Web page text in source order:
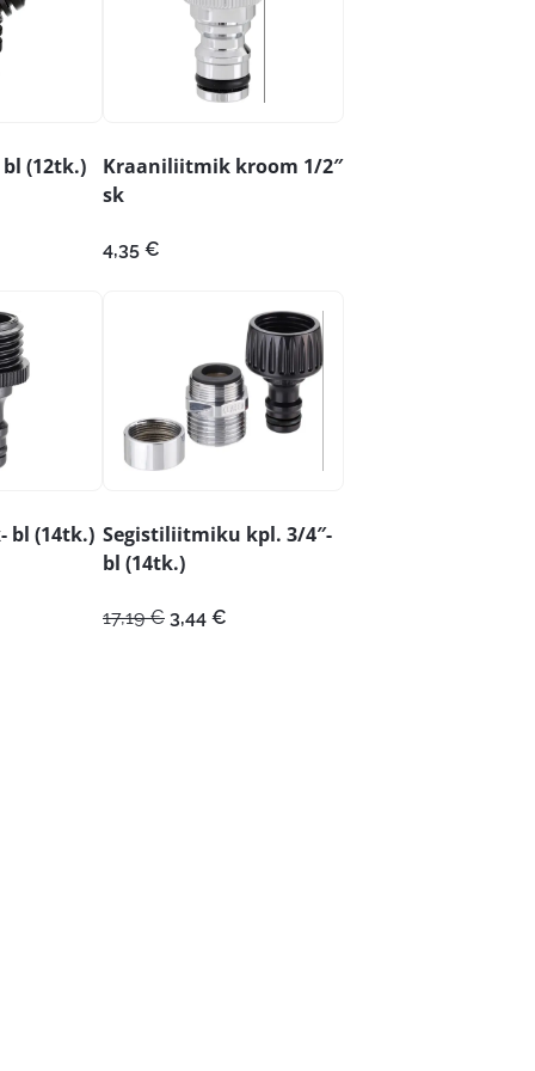
(12tk.)
Kraaniliitmik kroom 1/2″
sk
4,35 €
bl (14tk.) Segistiliitmiku kpl. 3/4″-
bl (14tk.)
17,19€ Algne
3,44 €